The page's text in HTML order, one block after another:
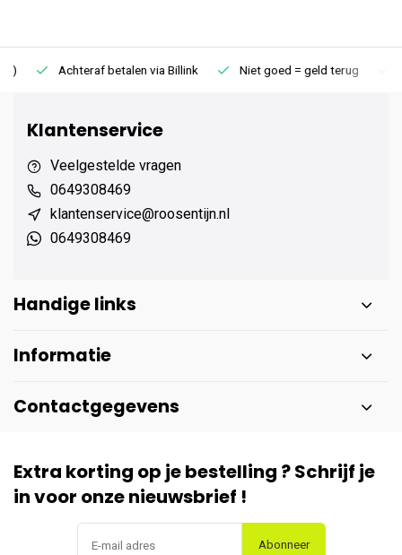
Achteraf betalen via Billink Niet goed = geld terug
Klantenservice
Veelgestelde vragen
0649308469
klantenservice@roosentijn.nl
0649308469
Handige links
Informatie
Contactgegevens
Extra korting op je bestelling ? Schrijf je
in voor onze nieuwsbrief !
Abonneer